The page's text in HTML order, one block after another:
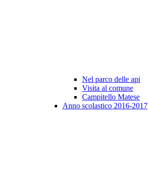
Nel parco delle api
Visita al comune
Campitello Matese
Anno scolastico 2016-2017